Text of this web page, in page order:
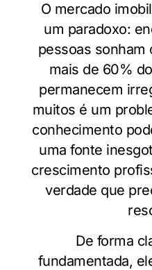
O mercado
um paradoxo:
pessoas sonham
mais de 60%
permanecem
muitos é um
conhecimento
uma fonte
crescimento
verdade que
De forma
fundamentada,